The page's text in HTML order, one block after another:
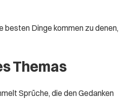
Dinge kommen zu denen,
Themas
Sprüche, die den Gedanken